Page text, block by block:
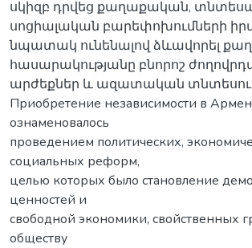
սկիզբ դրվեց քաղաքական,
սոցիալական բարեփոխումների
նպատակ ունենալով ձևավորել
հասարակությանը բնորոշ
արժեքներ և ազատական
Приобретение независимости в
ознаменовалось
проведением политических,
социальных реформ,
целью которых было становление
ценностей и
свободной экономики, свойственных
обществу